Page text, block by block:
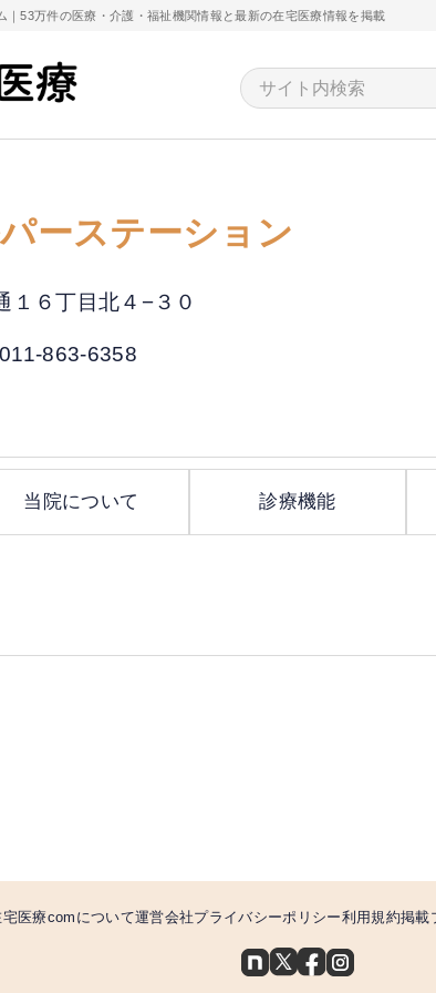
｜53万件の医療・介護・福祉機関情報と最新の在宅医療情報を掲載
ーステーション
１６丁目北４−３０
863-6358
当院について 診療機能
宅医療comについて運営会社プライバシーポリシー利用規約掲載